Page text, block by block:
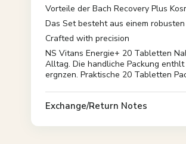
Vorteile der Bach Recovery Plus
Das Set besteht aus einem
Crafted with precision
NS Vitans Energie+ 20 Tabletten
Alltag. Die handliche Packung
ergnzen. Praktische 20 Tabletten
Exchange/Return Notes